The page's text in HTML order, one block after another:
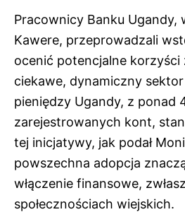
Pracownicy Banku Ugandy,
Kawere, przeprowadzali
ocenić potencjalne korzyści
ciekawe, dynamiczny
pieniędzy Ugandy, z ponad
zarejestrowanych kont,
tej inicjatywy, jak podał
powszechna adopcja
włączenie finansowe,
społecznościach wiejskich.